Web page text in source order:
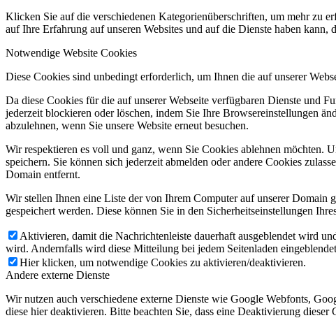
Klicken Sie auf die verschiedenen Kategorienüberschriften, um mehr zu
auf Ihre Erfahrung auf unseren Websites und auf die Dienste haben kann,
Notwendige Website Cookies
Diese Cookies sind unbedingt erforderlich, um Ihnen die auf unserer
Da diese Cookies für die auf unserer Webseite verfügbaren Dienste und
jederzeit blockieren oder löschen, indem Sie Ihre Browsereinstellungen
abzulehnen, wenn Sie unsere Website erneut besuchen.
Wir respektieren es voll und ganz, wenn Sie Cookies ablehnen möchten.
speichern. Sie können sich jederzeit abmelden oder andere Cookies
Domain entfernt.
Wir stellen Ihnen eine Liste der von Ihrem Computer auf unserer Domain
gespeichert werden. Diese können Sie in den Sicherheitseinstellungen
Aktivieren, damit die Nachrichtenleiste dauerhaft ausgeblendet wird
wird. Andernfalls wird diese Mitteilung bei jedem Seitenladen
Hier klicken, um notwendige Cookies zu aktivieren/deaktivieren.
Andere externe Dienste
Wir nutzen auch verschiedene externe Dienste wie Google Webfonts,
diese hier deaktivieren. Bitte beachten Sie, dass eine Deaktivierung